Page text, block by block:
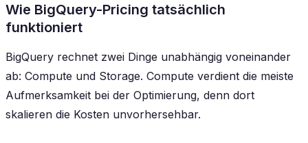
Wie BigQuery-Pricing tatsächlich
funktioniert
BigQuery rechnet zwei Dinge unabhängig voneinander
ab: Compute und Storage. Compute verdient die meiste
Aufmerksamkeit bei der Optimierung, denn dort
skalieren die Kosten unvorhersehbar.